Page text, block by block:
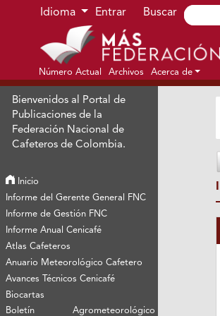
Ir al menú de navegación principal
Ir al contenido principal
Ir al pie de página del sitio
Idioma Entrar Buscar
Número Actual Archivos Acerca de
Bienvenidos al Portal de
Publicaciones de la
Federación Nacional de
Cafeteros de Colombia.
Inicio
Informe del Gerente General FNC
Informe de Gestión FNC
Informe Anual Cenicafé
Atlas Cafeteros
Anuario Meteorológico Cafetero
Avances Técnicos Cenicafé
Biocartas
Boletín Agrometeorológico